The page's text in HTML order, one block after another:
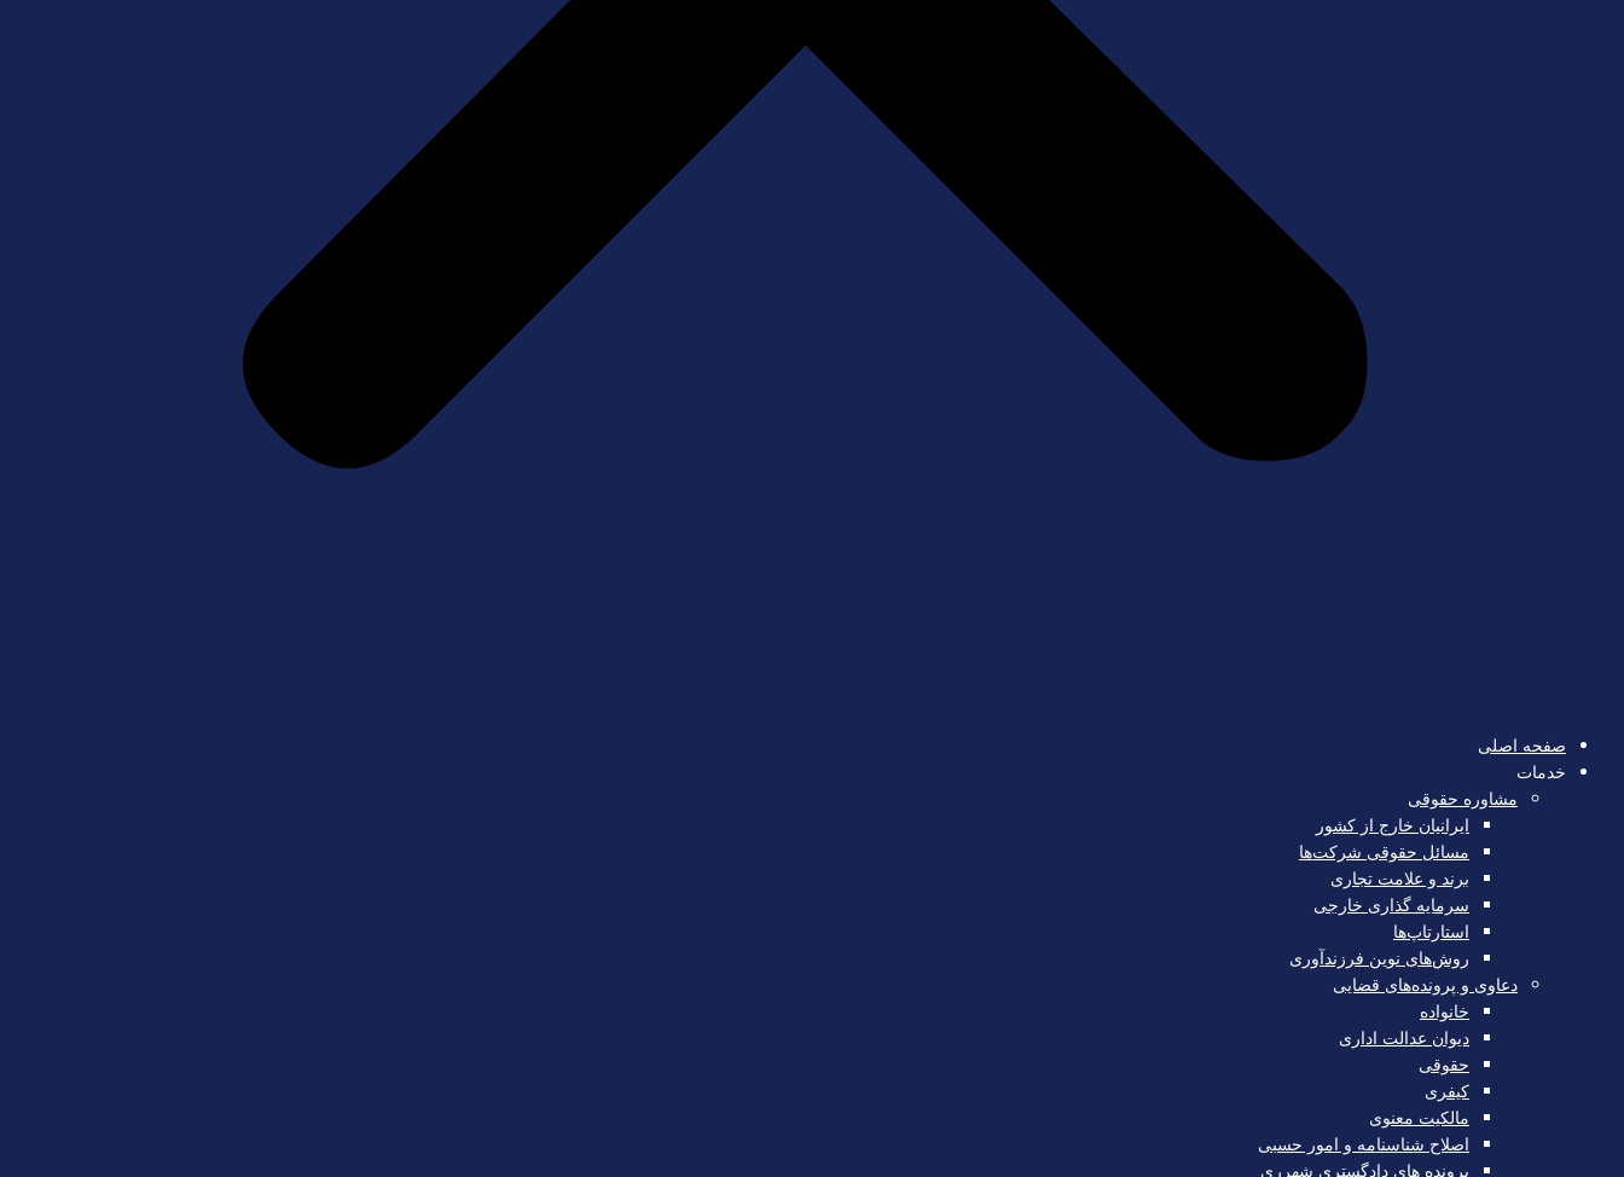
صفحه اصلی
خدمات
مشاوره حقوقی
ایرانیان خارج از کشور
مسائل حقوقی شرکت‌ها
برند و علامت تجاری
سرمایه‌ گذاری خارجی
استارتاپ‌ها
روش‌های نوین فرزندآوری
دعاوی و پرونده‌های قضایی
خانواده
دیوان عدالت اداری
حقوقی
کیفری
مالکیت معنوی
اصلاح شناسنامه و امور حسبی
پرونده های دادگستری شهرری